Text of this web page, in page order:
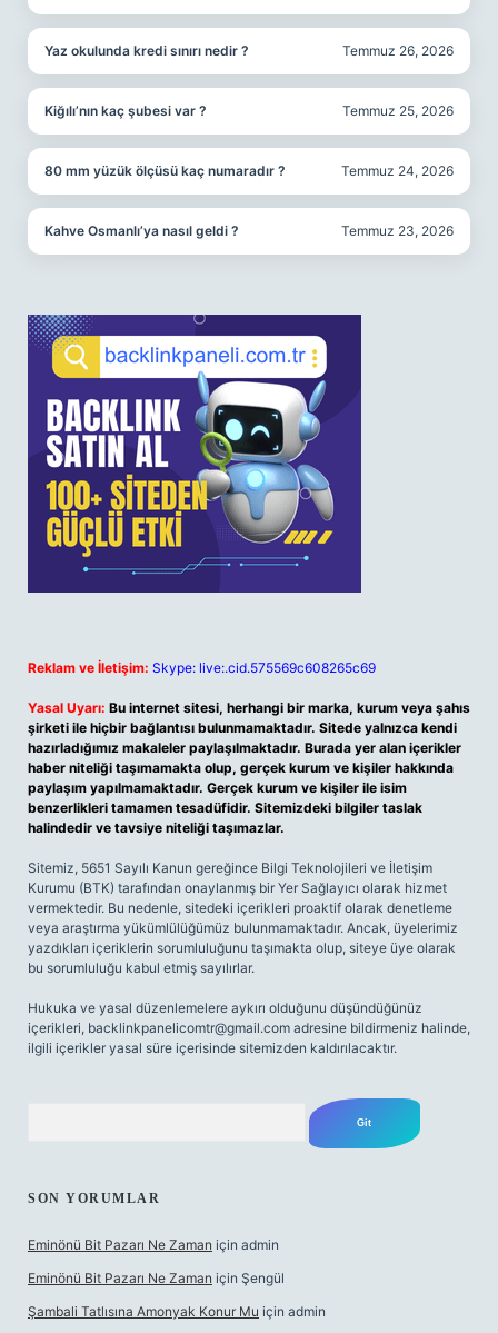
Yaz okulunda kredi sınırı nedir ? Temmuz 26, 2026
Kiğılı’nın kaç şubesi var ? Temmuz 25, 2026
80 mm yüzük ölçüsü kaç numaradır ? Temmuz 24, 2026
Kahve Osmanlı’ya nasıl geldi ? Temmuz 23, 2026
Reklam ve İletişim: Skype: live:.cid.575569c608265c69
Yasal Uyarı: Bu internet sitesi, herhangi bir marka, kurum veya şahıs
şirketi ile hiçbir bağlantısı bulunmamaktadır. Sitede yalnızca kendi
hazırladığımız makaleler paylaşılmaktadır. Burada yer alan içerikler
haber niteliği taşımamakta olup, gerçek kurum ve kişiler hakkında
paylaşım yapılmamaktadır. Gerçek kurum ve kişiler ile isim
benzerlikleri tamamen tesadüfidir. Sitemizdeki bilgiler taslak
halindedir ve tavsiye niteliği taşımazlar.
Sitemiz, 5651 Sayılı Kanun gereğince Bilgi Teknolojileri ve İletişim
Kurumu (BTK) tarafından onaylanmış bir Yer Sağlayıcı olarak hizmet
vermektedir. Bu nedenle, sitedeki içerikleri proaktif olarak denetleme
veya araştırma yükümlülüğümüz bulunmamaktadır. Ancak, üyelerimiz
yazdıkları içeriklerin sorumluluğunu taşımakta olup, siteye üye olarak
bu sorumluluğu kabul etmiş sayılırlar.
Hukuka ve yasal düzenlemelere aykırı olduğunu düşündüğünüz
içerikleri, backlinkpanelicomtr@gmail.com adresine bildirmeniz halinde,
ilgili içerikler yasal süre içerisinde sitemizden kaldırılacaktır.
SON YORUMLAR
Eminönü Bit Pazarı Ne Zaman için admin
Eminönü Bit Pazarı Ne Zaman için Şengül
Şambali Tatlısına Amonyak Konur Mu için admin